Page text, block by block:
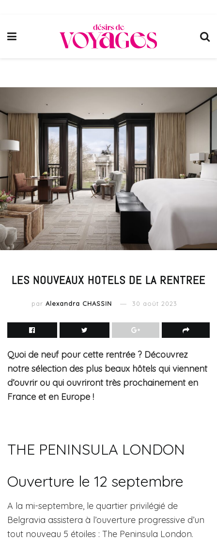
LES NOUVEAUX HOTELS DE LA RENTREE
par Alexandra CHASSIN 30 août 2023
Quoi de neuf pour cette rentrée ? Découvrez
notre sélection des plus beaux hôtels qui viennent
d’ouvrir ou qui ouvriront très prochainement en
France et en Europe !
THE PENINSULA LONDON
Ouverture le 12 septembre
A la mi-septembre, le quartier privilégié de
Belgravia assistera à l’ouverture progressive d’un
tout nouveau 5 étoiles : The Peninsula London.